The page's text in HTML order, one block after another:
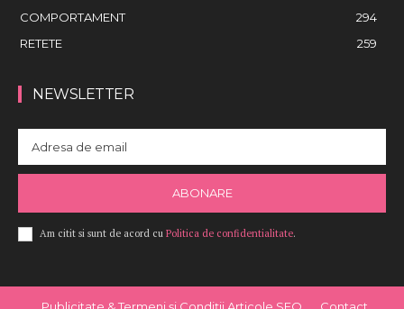
COMPORTAMENT
294
RETETE
259
NEWSLETTER
ABONARE
Am citit si sunt de acord cu Politica de confidentialitate.
Publicitate & Termeni și Condiții Articole SEO Contact